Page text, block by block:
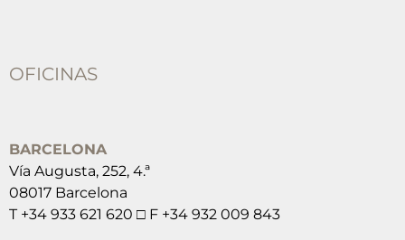
OFICINAS
BARCELONA
Vía Augusta, 252, 4.ª
08017 Barcelona
T +34 933 621 620 □ F +34 932 009 843